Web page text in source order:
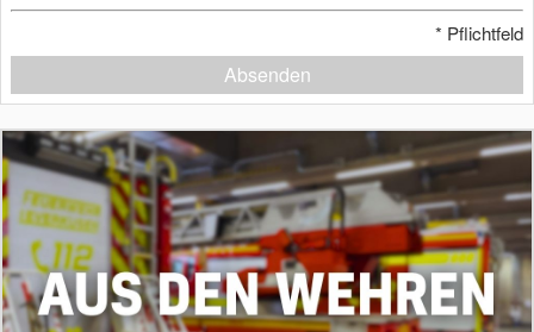
* Pflichtfeld
Absenden